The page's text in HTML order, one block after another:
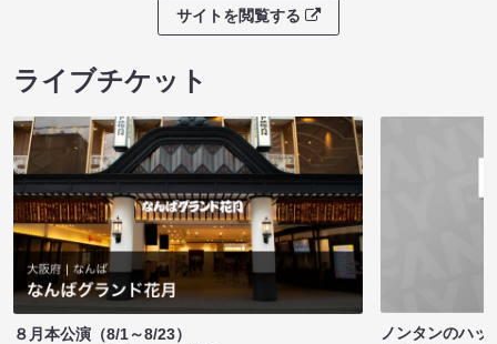
サイトを閲覧する
ライブチケット
８月本公演（8/1～8/23）
ノンタンのハッ